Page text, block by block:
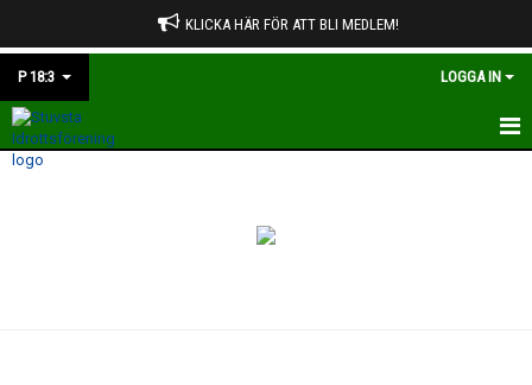
KLICKA HÄR FÖR ATT BLI MEDLEM!
P 18:3 LOGGA IN
HEM